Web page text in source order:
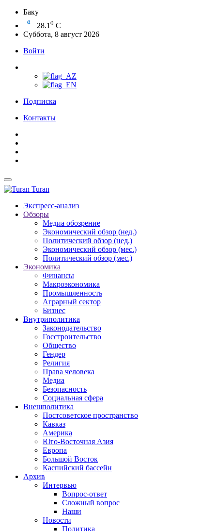
Баку
28.1 0 C
Суббота, 8 август 2026
Войти
Подписка
Контакты
Turan
Экспресс-анализ
Обзоры
Медиа обозрение
Экономический обзор (нед.)
Политический обзор (нед.)
Экономический обзор (мес.)
Политический обзор (мес.)
Экономика
Финансы
Макроэкономика
Промышленность
Аграрный сектор
Бизнес
Внутриполитика
Законодательство
Госстроительство
Общество
Гендер
Религия
Права человека
Медиа
Безопасность
Социальная сфера
Внешполитика
Постсоветское пространство
Кавказ
Америка
Юго-Восточная Азия
Европа
Большой Восток
Каспийский бассейн
Архив
Интервью
Вопрос-ответ
Сложный вопрос
Наши
Новости
Политика